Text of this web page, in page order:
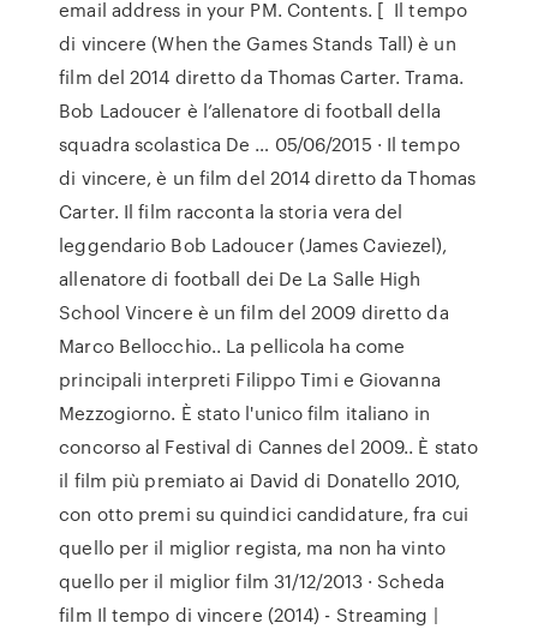
email address in your PM. Contents. [ Il tempo
di vincere (When the Games Stands Tall) è un
film del 2014 diretto da Thomas Carter. Trama.
Bob Ladoucer è l’allenatore di football della
squadra scolastica De … 05/06/2015 · Il tempo
di vincere, è un film del 2014 diretto da Thomas
Carter. Il film racconta la storia vera del
leggendario Bob Ladoucer (James Caviezel),
allenatore di football dei De La Salle High
School Vincere è un film del 2009 diretto da
Marco Bellocchio.. La pellicola ha come
principali interpreti Filippo Timi e Giovanna
Mezzogiorno. È stato l'unico film italiano in
concorso al Festival di Cannes del 2009.. È stato
il film più premiato ai David di Donatello 2010,
con otto premi su quindici candidature, fra cui
quello per il miglior regista, ma non ha vinto
quello per il miglior film 31/12/2013 · Scheda
film Il tempo di vincere (2014) - Streaming |